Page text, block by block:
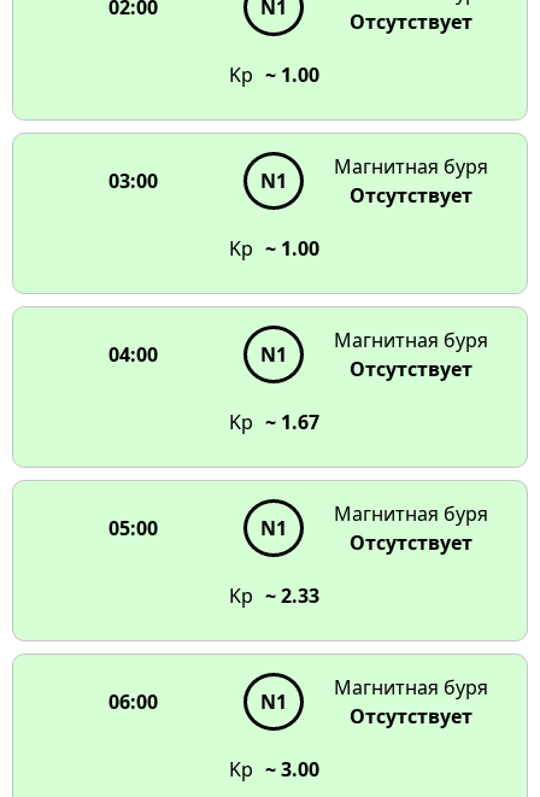
02:00 N1
Отсутствует
Kp ~ 1.00
03:00 N1
Магнитная буря
Отсутствует
Kp ~ 1.00
04:00 N1
Магнитная буря
Отсутствует
Kp ~ 1.67
05:00 N1
Магнитная буря
Отсутствует
Kp ~ 2.33
06:00 N1
Магнитная буря
Отсутствует
Kp ~ 3.00